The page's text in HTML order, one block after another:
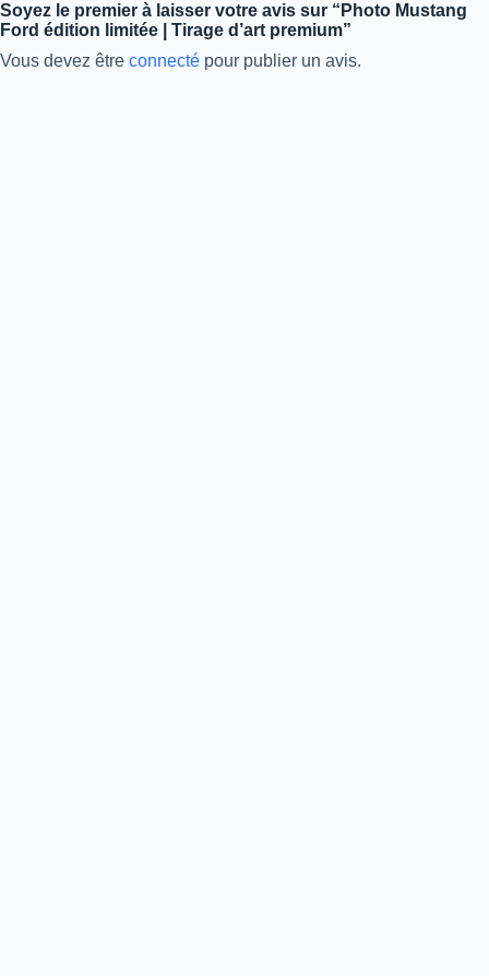
Soyez le premier à laisser votre avis sur “Photo Mustang
Ford édition limitée | Tirage d’art premium”
Vous devez être connecté pour publier un avis.